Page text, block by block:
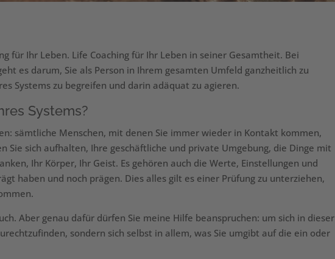
für Ihr Leben. Life Coaching für Ihr Leben in seiner Gesamtheit. Bei
es darum, Sie als Person in Ihrem gesamten Umfeld ganzheitlich zu
Systems zu begreifen und darin adäquat zu agieren.
Systems?
sämtliche Menschen, mit denen Sie immer wieder in Kontakt kommen,
Sie sich aufhalten, Ihre geschäftliche und private Umgebung, die Dinge mit
Ihr Körper, Ihr Geist. Es gehören auch die Werte, Einstellungen und
haben und noch prägen. Dies alles gilt es einer Prüfung zu unterziehen,
Aber genau dafür dürfen Sie meine Hilfe beanspruchen: um sich in dieser
sondern sich selbst in allem, was Sie umgibt auf die ein oder